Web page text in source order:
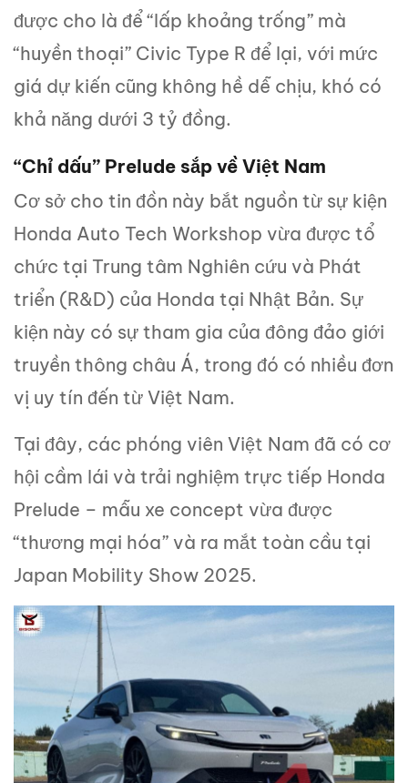
được cho là để “lấp khoảng trống” mà
“huyền thoại” Civic Type R để lại, với mức
giá dự kiến cũng không hề dễ chịu, khó có
khả năng dưới 3 tỷ đồng.
“Chỉ dấu” Prelude sắp về Việt Nam
Cơ sở cho tin đồn này bắt nguồn từ sự kiện
Honda Auto Tech Workshop vừa được tổ
chức tại Trung tâm Nghiên cứu và Phát
triển (R&D) của Honda tại Nhật Bản. Sự
kiện này có sự tham gia của đông đảo giới
truyền thông châu Á, trong đó có nhiều đơn
vị uy tín đến từ Việt Nam.
Tại đây, các phóng viên Việt Nam đã có cơ
hội cầm lái và trải nghiệm trực tiếp Honda
Prelude – mẫu xe concept vừa được
“thương mại hóa” và ra mắt toàn cầu tại
Japan Mobility Show 2025.